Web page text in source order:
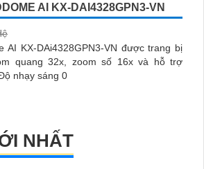
AI KX-DAI4328GPN3-VN
AI KX-DAi4328GPN3-VN được trang bị
quang 32x, zoom số 16x và hỗ trợ
nhạy sáng 0
NHẤT